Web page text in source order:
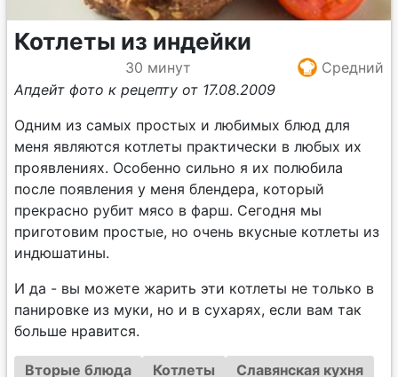
Котлеты из индейки
30 минут
Средний
Апдейт фото к рецепту от 17.08.2009
Одним из самых простых и любимых блюд для
меня являются котлеты практически в любых их
проявлениях. Особенно сильно я их полюбила
после появления у меня блендера, который
прекрасно рубит мясо в фарш. Сегодня мы
приготовим простые, но очень вкусные котлеты из
индюшатины.
И да - вы можете жарить эти котлеты не только в
панировке из муки, но и в сухарях, если вам так
больше нравится.
Вторые блюда Котлеты
Славянская кухня